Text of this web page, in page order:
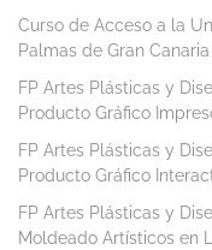
Curso de Acceso a la
Palmas de Gran Canaria
FP Artes Plásticas y
Producto Gráfico
FP Artes Plásticas y
Producto Gráfico
FP Artes Plásticas y
Moldeado Artísticos en